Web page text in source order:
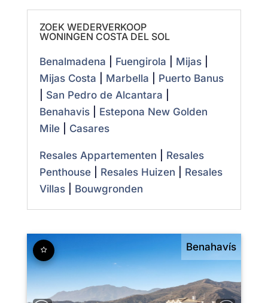
ZOEK WEDERVERKOOP
WONINGEN COSTA DEL SOL
Benalmadena Fuengirola Mijas|
Mijas Costa
Marbella
Puerto Banus
San Pedro de Alcantara
Benahavis| Estepona New Golden
Mile| Casares
Resales Appartementen
Resales
Penthouse| Resales Huizen
Resales
Villas| Bouwgronden
Benahavís